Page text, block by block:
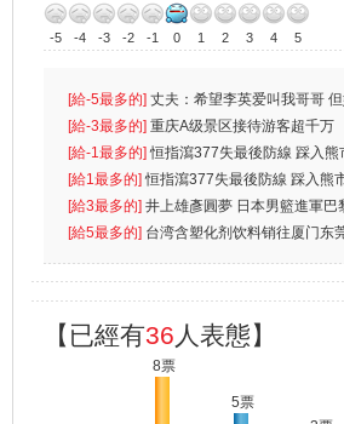
-5 -4 -3 -2 -1 0 1 2 3 4 5
[給-5最多的] 丈夫：希望李英爱叫我哥哥
先
[給-3最多的] 重庆A级景区接待游客超千万
[給-1最多的]恒指瀉377失最後防線 踩入熊
無
[給1最多的]恒指瀉377失最後防線 踩入熊
[給3最多的] 井上雄彥圓夢 日本男籃進軍巴
[給5最多的] 台湾含塑化剂饮料销往厦门东
【已經有36 人表態】
8票
5票